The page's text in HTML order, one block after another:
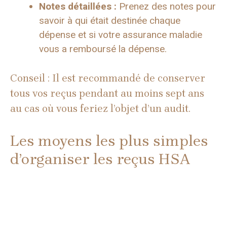
Notes détaillées : Prenez des notes pour
savoir à qui était destinée chaque
dépense et si votre assurance maladie
vous a remboursé la dépense.
Conseil : Il est recommandé de conserver
tous vos reçus pendant au moins sept ans
au cas où vous feriez l’objet d’un audit.
Les moyens les plus simples
d’organiser les reçus HSA